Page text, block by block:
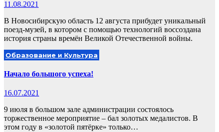
11.08.2021
В Новосибирскую область 12 августа прибудет уникальный
поезд-музей, в котором с помощью технологий воссоздана
история страны времён Великой Отечественной войны.
Образование и Культура
Начало большого успеха!
16.07.2021
9 июля в большом зале администрации состоялось
торжественное мероприятие – бал золотых медалистов. В
этом году в «золотой пятёрке» только…